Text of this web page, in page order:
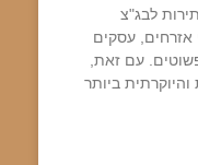
לבג"צ
עסקים
עם זאת,
ביותר